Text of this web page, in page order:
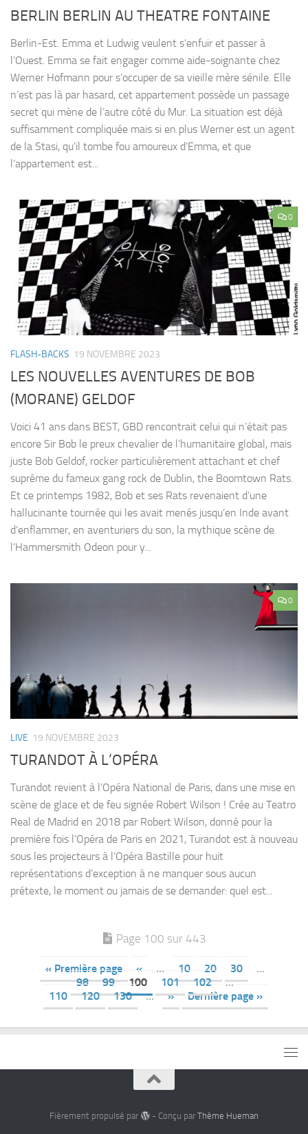
BERLIN BERLIN AU THEATRE FONTAINE
Berlin-Est. Emma et Ludwig veulent s’enfuir et passer à
l’Ouest. Emma se fait engager comme aide-soignante chez
Werner Hofmann pour s’occuper de sa vieille mère sénile. Elle
n’est pas là par hasard, cet appartement possède un passage
secret qui mène de l’autre côté du Mur. La situation est déjà
suffisamment compliquée mais si en plus Werner est un agent
de la Stasi, qu’il tombe fou amoureux d’Emma, et que
l’appartement est...
0
FLASH-BACKS 19 NOVEMBRE 2023
LES NOUVELLES AVENTURES DE BOB
(MORANE) GELDOF
Voici 41 ans dans BEST, GBD rencontrait celui qui n’était pas
encore Sir Bob le preux chevalier de l’humanitaire global, mais
juste Bob Geldof, rocker particulièrement attachant et chef
suprême du fameux gang rock de Dublin, the Boomtown Rats.
Et ce printemps 1982, Bob et ses Rats revenaient d’une
hallucinante tournée qui les avait menés jusqu’en Inde avant
d’enflammer, en aventuriers du son, la mythique scène de
l’Hammersmith Odeon pour y...
0
LIVE 19 NOVEMBRE 2023
TURANDOT À L’OPÉRA
Turandot revient à l’Opéra National de Paris, dans une mise en
scène de glace et de feu signée Robert Wilson ! Crée au Teatro
Real de Madrid en 2018 par Robert Wilson, donné pour la
première fois l’Opéra de Paris en 2021, Turandot est à nouveau
sous les projecteurs à l’Opéra Bastille pour huit
représentations d’exception à ne manquer sous aucun
prétexte, le moment ou jamais de se demander: quel est...
Page 100 sur 443
« Première page « … 10 20 30
…
98
99 100 101 102
…
110
120 130 … » Dernière page »
Fièrement propulsé par - Conçu par Thème Hueman